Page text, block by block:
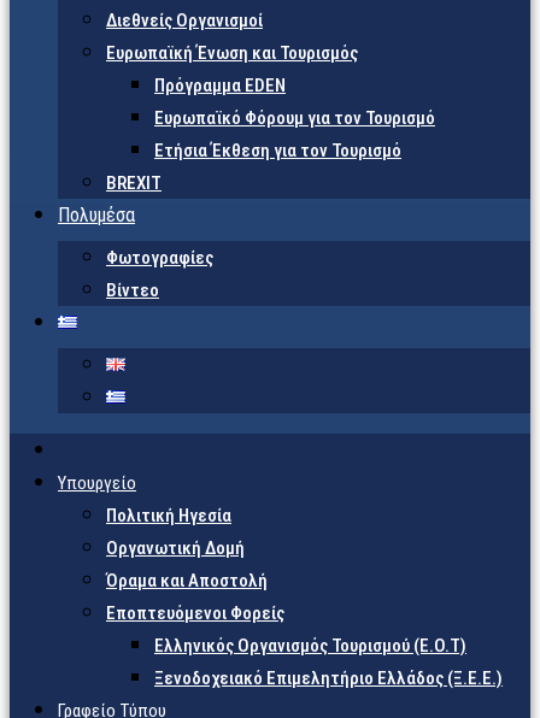
Διεθνείς Οργανισμοί
Ευρωπαϊκή Ένωση και Τουρισμός
Πρόγραμμα EDEN
Ευρωπαϊκό Φόρουμ για τον Τουρισμό
Ετήσια Έκθεση για τον Τουρισμό
BREXIT
Πολυμέσα
Φωτογραφίες
Βίντεο
Υπουργείο
Πολιτική Ηγεσία
Οργανωτική Δομή
Όραμα και Αποστολή
Εποπτευόμενοι Φορείς
Eλληνικός Οργανισμός Τουρισμού (Ε.Ο.Τ)
Ξενοδοχειακό Επιμελητήριο Ελλάδος (Ξ.Ε.Ε.)
Γραφείο Τύπου